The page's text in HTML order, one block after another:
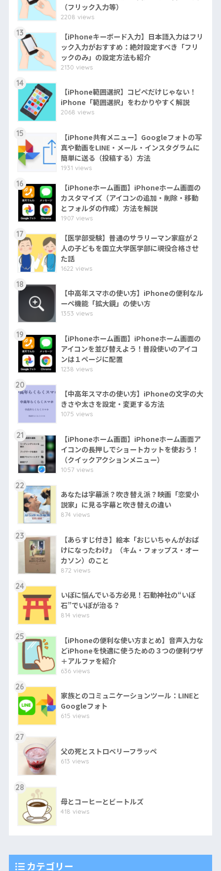
（フリック入力等）
2208 views
13
【iPhoneキーボード入力】日本語入力はフリ
ック入力がおすすめ：絶対設定すべき「フリ
ックのみ」の設定方法も紹介
2130 views
14
【iPhone範囲選択】コピペだけじゃない！
iPhone「範囲選択」をわかりやすく解説
2068 views
15
【iPhone共有メニュー】Googleフォトの写
真や動画をLINE・メール・インスタグラムに
簡単に送る（投稿する）方法
1931 views
16
【iPhoneホーム画面】iPhoneホーム画面の
カスタマイズ（アイコンの追加・削除・移動
とフォルダの作成）方法を解説
1907 views
17
【医学部受験】普通のサラリーマン家庭が２
人の子どもを国立大学医学部に現役合格させ
た話
1622 views
18
【中高年スマホの使い方】iPhoneの便利なル
ーペ機能「拡大鏡」の使い方
1353 views
19
【iPhoneホーム画面】iPhoneホーム画面の
アイコンを並び替えよう！普段使いのアイコ
ンは１ページに配置
1238 views
20
【中高年スマホの使い方】iPhoneの文字の大
きさや太さを設定・変更する方法
1075 views
21
【iPhoneホーム画面】iPhoneホーム画面ア
イコンの長押しでショートカットを使おう！
（クイックアクションメニュー）
1057 views
22
あなたは字幕派？吹き替え派？映画「恋愛小
説家」に見る字幕と吹き替えの違い
874 views
23
【あらすじ付き】絵本「おじいちゃんがおば
けになったわけ」（キム・フォップス・オー
カソン）のこと
872 views
24
いぼに悩んでいる方必見！石動神社の“いぼ
石”でいぼが治る？
814 views
25
【iPhoneの便利な使い方まとめ】音声入力な
どiPhoneを快適に使うための３つの便利ワザ
＋アルファを紹介
636 views
26
家族とのコミュニケーションツール：LINEと
Googleフォト
615 views
27
父の死とストロベリーフラッペ
613 views
28
母とコーヒーとビートルズ
418 views
カテゴリー